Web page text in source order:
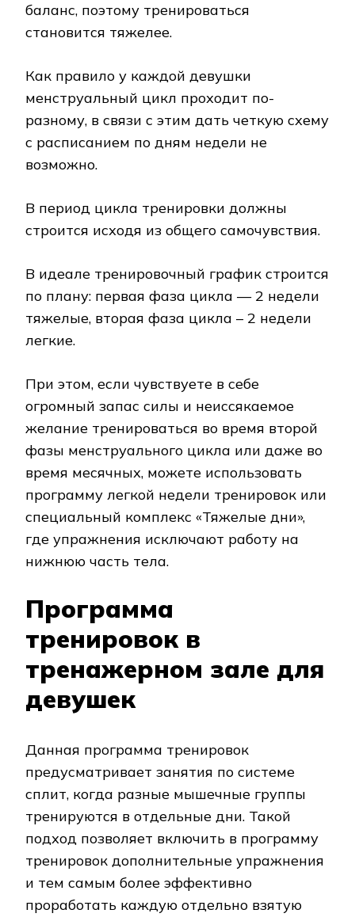
баланс, поэтому тренироваться
становится тяжелее.
Как правило у каждой девушки
менструальный цикл проходит по-
разному, в связи с этим дать четкую схему
с расписанием по дням недели не
возможно.
В период цикла тренировки должны
строится исходя из общего самочувствия.
В идеале тренировочный график строится
по плану: первая фаза цикла — 2 недели
тяжелые, вторая фаза цикла – 2 недели
легкие.
При этом, если чувствуете в себе
огромный запас силы и неиссякаемое
желание тренироваться во время второй
фазы менструального цикла или даже во
время месячных, можете использовать
программу легкой недели тренировок или
специальный комплекс «Тяжелые дни»,
где упражнения исключают работу на
нижнюю часть тела.
Программа
тренировок в
тренажерном зале для
девушек
Данная программа тренировок
предусматривает занятия по системе
сплит, когда разные мышечные группы
тренируются в отдельные дни. Такой
подход позволяет включить в программу
тренировок дополнительные упражнения
и тем самым более эффективно
проработать каждую отдельно взятую